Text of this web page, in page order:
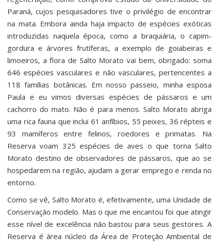
Paraná, cujos pesquisadores tive o privilégio de encontrar
na mata. Embora ainda haja impacto de espécies exóticas
introduzidas naquela época, como a braquiária, o capim-
gordura e árvores frutíferas, a exemplo de goiabeiras e
limoeiros, a flora de Salto Morato vai bem, obrigado: soma
646 espécies vasculares e não vasculares, pertencentes a
118 famílias botânicas. Em nosso passeio, minha esposa
Paula e eu vimos diversas espécies de pássaros e um
cachorro do mato. Não é para menos. Salto Morato abriga
uma rica fauna que inclui 61 anfíbios, 55 peixes, 36 répteis e
93 mamíferos entre felinos, roedores e primatas. Na
Reserva voam 325 espécies de aves o que torna Salto
Morato destino de observadores de pássaros, que ao se
hospedarem na região, ajudam a gerar emprego e renda no
entorno.
Como se vê, Salto Morato é, efetivamente, uma Unidade de
Conservação modelo. Mas o que me encantou foi que atingir
esse nível de excelência não bastou para seus gestores. A
Reserva é área núcleo da Área de Proteção Ambiental de